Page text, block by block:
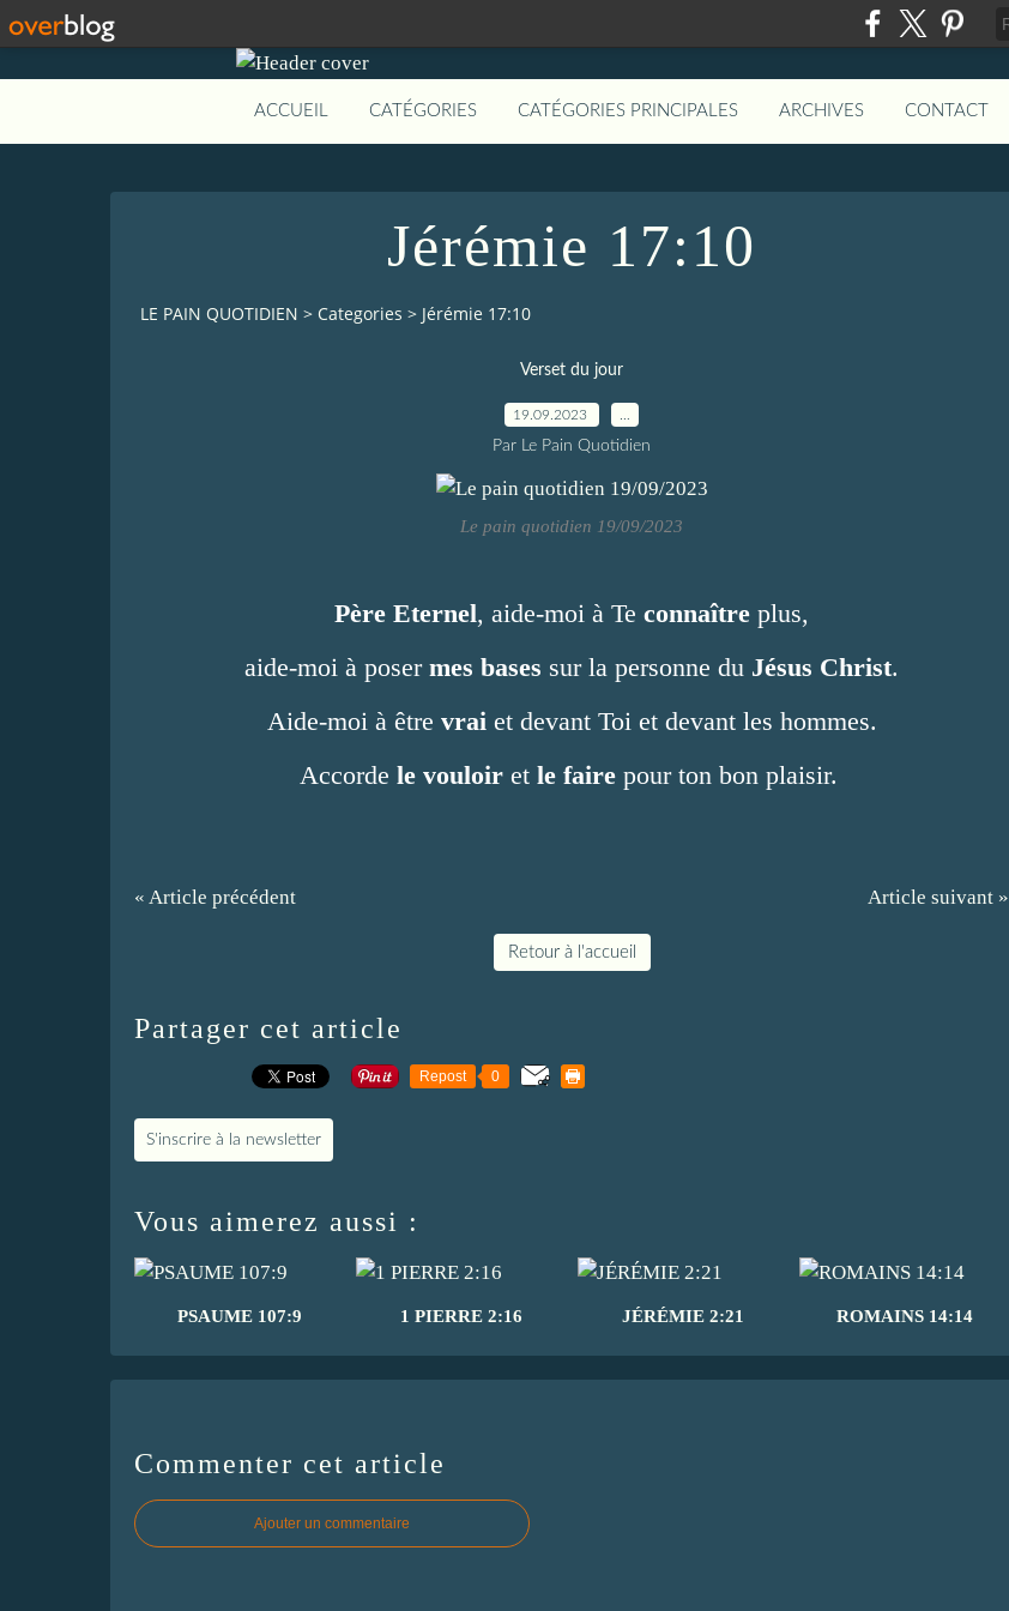
ACCUEIL CATÉGORIES CATÉGORIES PRINCIPALES ARCHIVES CONTACT
Jérémie 17:10
LE PAIN QUOTIDIEN > Categories > Jérémie 17:10
Verset du jour
19.09.2023
Par Le Pain Quotidien
Le pain quotidien 19/09/2023
Père Eternel, aide-moi à Te connaître plus,
aide-moi à poser mes bases sur la personne du Jésus Christ.
Aide-moi à être vrai et devant Toi et devant les hommes.
Accorde le vouloir et le fairepour ton bon plaisir.
« Article précédent Article suivant »
Retour à l'accueil
Partager cet article
Repost 0
S'inscrire à la newsletter
Vous aimerez aussi :
PSAUME 107:9 1 PIERRE 2:16 JÉRÉMIE 2:21 ROMAINS 14:14
Commenter cet article
Ajouter un commentaire